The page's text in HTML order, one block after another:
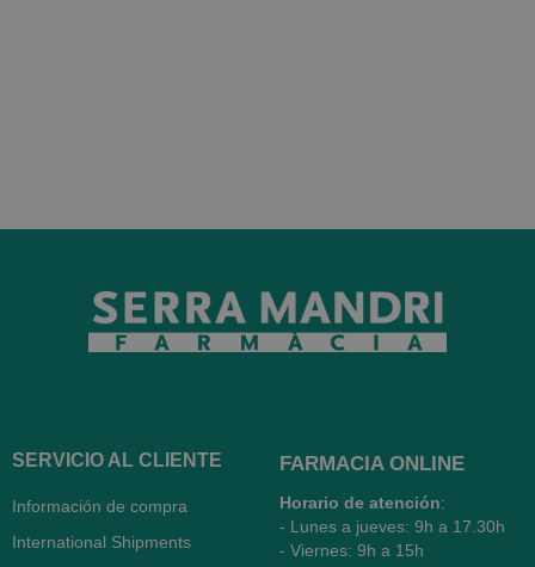
SERVICIO AL CLIENTE
Información de compra
International Shipments
FARMACIA ONLINE
Horario de atención:
- Lunes a jueves: 9h a 17.30h
- Viernes: 9h a 15h